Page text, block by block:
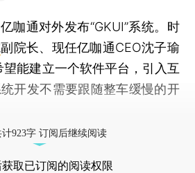
通对外发布“GKUI”系统。时
副院长、现任亿咖通CEO沈子瑜
能建立一个软件平台，引入互
开发不需要跟随整车缓慢的开
923字 订阅后继续阅读
获取已订阅的阅读权限